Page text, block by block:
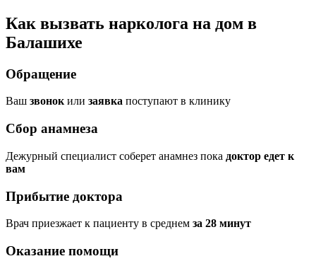
Как вызвать нарколога на дом в
Балашихе
Обращение
Ваш звонокили заявка поступают в клинику
Сбор анамнеза
Дежурный специалист соберет анамнез пока доктор едет к
вам
Прибытие доктора
Врач приезжает к пациенту в среднем за 28 минут
Оказание помощи